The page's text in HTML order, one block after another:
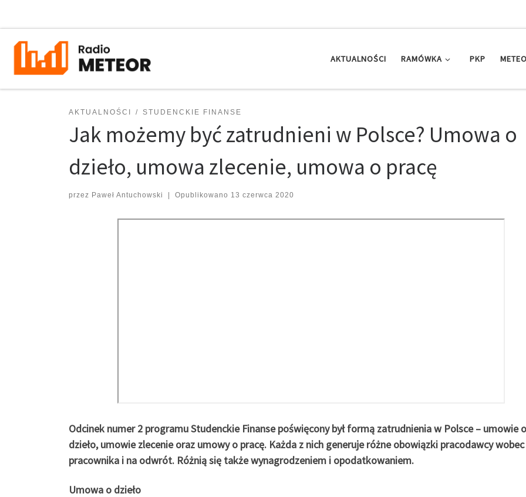
AKTUALNOŚCI RAMÓWKA PKP
AKTUALNOŚCI STUDENCKIE FINANSE
Jak możemy być zatrudnieni w Polsce? Umowa o
dzieło, umowa zlecenie, umowa o pracę
przez Paweł Antuchowski | Opublikowano 13 czerwca 2020
Odcinek numer 2 programu Studenckie Finanse poświęcony był formą zatrudnienia w Polsce – umowie o
dzieło, umowie zlecenie oraz umowy o pracę. Każda z nich generuje różne obowiązki pracodawcy wobec
pracownika i na odwrót. Różnią się także wynagrodzeniem i opodatkowaniem.
Umowa o dzieło